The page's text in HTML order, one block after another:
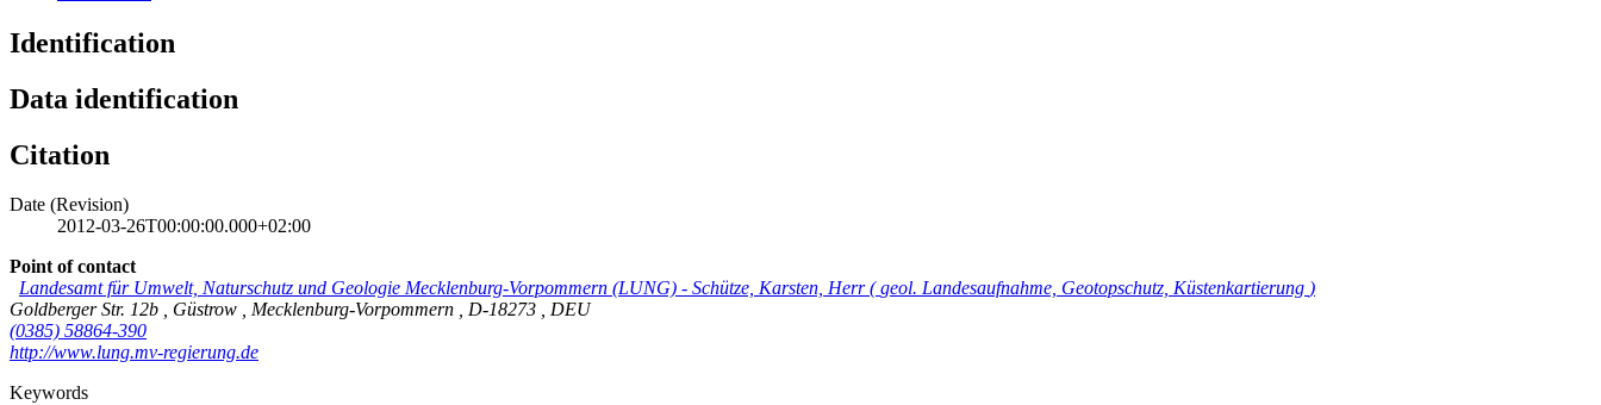
Identification
Data identification
Citation
Date (Revision)
2012-03-26T00:00:00.000+02:00
Point of contact
Landesamt für Umwelt, Naturschutz und Geologie Mecklenburg-Vorpommern (LUNG) - Schütze, Karsten, Herr(geol. Landesaufnahme, Geotopschutz, Küstenkartierung )
Goldberger Str. 12b , Güstrow , Mecklenburg-Vorpommern , D-18273 , DEU
(0385) 58864-390
http://www.lung.mv-regierung.de
Keywords